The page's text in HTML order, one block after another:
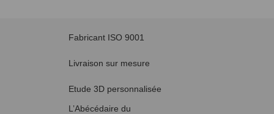
Fabricant ISO 9001
Livraison sur mesure
Etude 3D personnalisée
L’Abécédaire du